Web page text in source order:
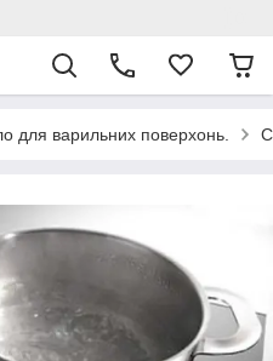
для варильних поверхонь.